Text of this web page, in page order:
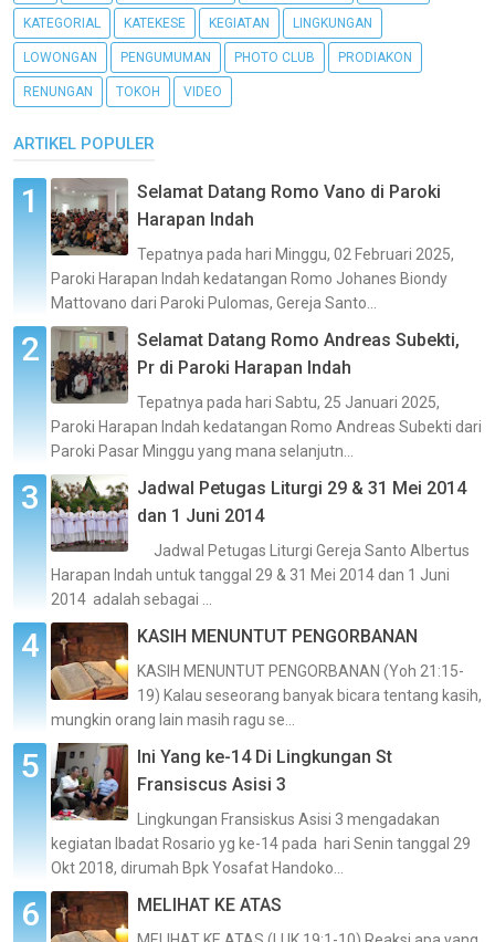
KATEGORIAL KATEKESE KEGIATAN LINGKUNGAN
LOWONGAN PENGUMUMAN PHOTO CLUB PRODIAKON
RENUNGAN TOKOH VIDEO
ARTIKEL POPULER
Selamat Datang Romo Vano di Paroki
Harapan Indah
Tepatnya pada hari Minggu, 02 Februari 2025,
Paroki Harapan Indah kedatangan Romo Johanes Biondy
Mattovano dari Paroki Pulomas, Gereja Santo...
Selamat Datang Romo Andreas Subekti,
Pr di Paroki Harapan Indah
Tepatnya pada hari Sabtu, 25 Januari 2025,
Paroki Harapan Indah kedatangan Romo Andreas Subekti dari
Paroki Pasar Minggu yang mana selanjutn...
Jadwal Petugas Liturgi 29 & 31 Mei 2014
dan 1 Juni 2014
Jadwal Petugas Liturgi Gereja Santo Albertus
Harapan Indah untuk tanggal 29 & 31 Mei 2014 dan 1 Juni
2014 adalah sebagai ...
KASIH MENUNTUT PENGORBANAN
KASIH MENUNTUT PENGORBANAN (Yoh 21:15-
19) Kalau seseorang banyak bicara tentang kasih,
mungkin orang lain masih ragu se...
Ini Yang ke-14 Di Lingkungan St
Fransiscus Asisi 3
Lingkungan Fransiskus Asisi 3 mengadakan
kegiatan Ibadat Rosario yg ke-14 pada hari Senin tanggal 29
Okt 2018, dirumah Bpk Yosafat Handoko...
MELIHAT KE ATAS